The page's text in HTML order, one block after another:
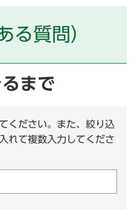
る質問）
まで
ください。また、絞り込
れて複数入力してくださ